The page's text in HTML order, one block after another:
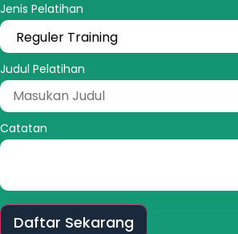
Jenis Pelatihan
Judul Pelatihan
Catatan
Daftar Sekarang